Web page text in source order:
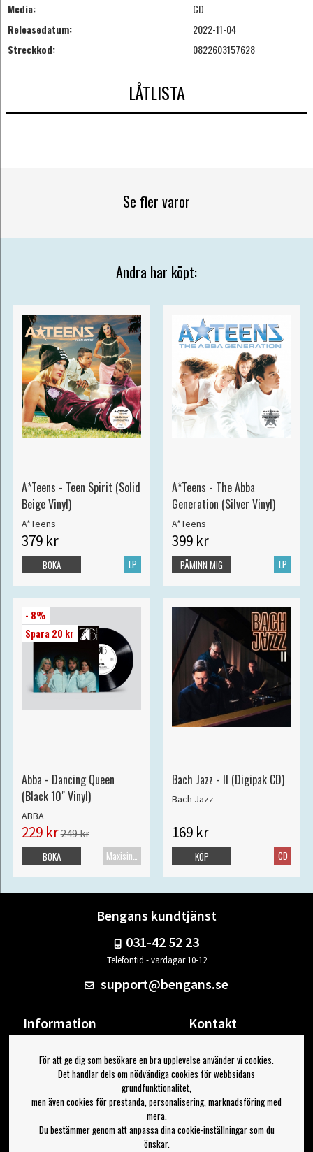
Media:
CD
Releasedatum:
2022-11-04
Streckkod:
0822603157628
LÅTLISTA
Se fler varor
Andra har köpt:
A*Teens - Teen Spirit (Solid
Beige Vinyl)
A*Teens
379 kr
LP
BOKA
A*Teens - The Abba
Generation (Silver Vinyl)
A*Teens
399 kr
LP
PÅMINN MIG
- 8%
Spara 20 kr
Abba - Dancing Queen
(Black 10" Vinyl)
ABBA
229 kr249 kr
Maxisingel
BOKA
Bach Jazz - II (Digipak CD)
Bach Jazz
169 kr
CD
KÖP
Bengans kundtjänst
031-42 52 23
Telefontid - vardagar 10-12
support@bengans.se
Information
Om Bengans
FAQ / Köp- & Leveransvillkor
Kontakt
Din sida
Logga ut
Jag vill ha tips från Bengans
För att ge dig som besökare en bra upplevelse använder vi cookies.
Det handlar dels om nödvändiga cookies för webbsidans
grundfunktionalitet,
men även cookies för prestanda, personalisering, marknadsföring med
mera.
Du bestämmer genom att anpassa dina cookie-inställningar som du
önskar.